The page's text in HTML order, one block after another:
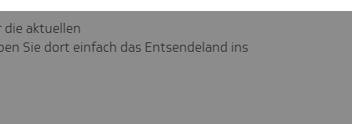
aktuellen
Sie dort einfach das Entsendeland ins